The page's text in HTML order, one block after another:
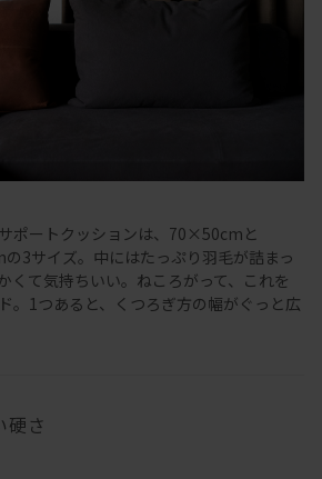
ポートクッションは、70×50cmと
3サイズ。中にはたっぷり羽毛が詰まっ
くて気持ちいい。ねころがって、これを
。1つあると、くつろぎ方の幅がぐっと広
硬さ